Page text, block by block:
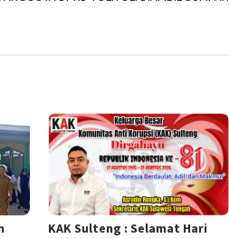
KAK Sulteng : Selamat Hari